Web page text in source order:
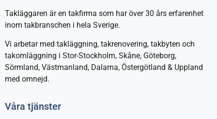
Takläggaren är en takfirma som har över 30 års erfarenhet
inom takbranschen i hela Sverige.
Vi arbetar med takläggning, takrenovering, takbyten och
takomläggning i Stor-Stockholm, Skåne, Göteborg,
Sörmland, Västmanland, Dalarna, Östergötland & Uppland
med omnejd.
Våra tjänster